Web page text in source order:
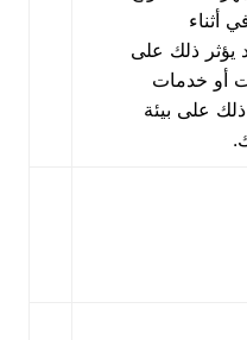
ذلك على
أو خدمات
على بيئة